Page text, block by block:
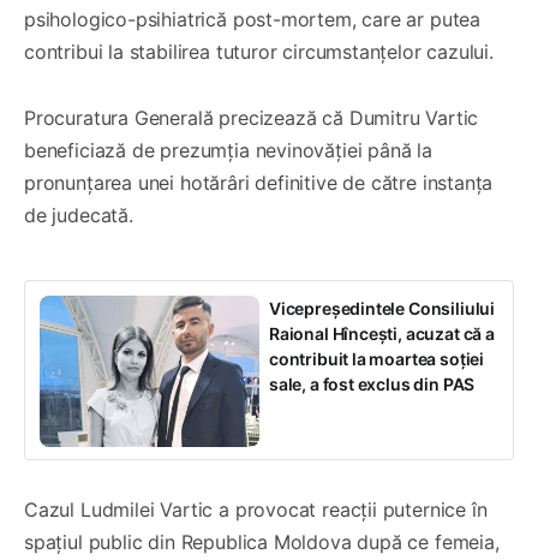
psihologico-psihiatrică post-mortem, care ar putea
contribui la stabilirea tuturor circumstanțelor cazului.
Procuratura Generală precizează că Dumitru Vartic
beneficiază de prezumția nevinovăției până la
pronunțarea unei hotărâri definitive de către instanța
de judecată.
Vicepreședintele Consiliului
Raional Hîncești, acuzat că a
contribuit la moartea soției
sale, a fost exclus din PAS
Cazul Ludmilei Vartic a provocat reacții puternice în
spațiul public din Republica Moldova după ce femeia,